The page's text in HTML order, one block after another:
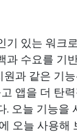
기 있는 워크
과 수요를 기
원과 같은 기
앱을 더 탄
. 오늘 기능을
오늘 사용해